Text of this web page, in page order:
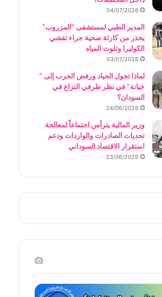
04/07/2026
المدير الطبي لمستشفى “المزروب”
يحذر من كارثة صحية جراء تفشي
الكوليرا وتلوث المياه
03/07/2026
لماذا تحول الحياد ورفض الحرب إلى ”
خيانة” في نظر طرفي النزاع في
السودان؟
24/06/2026
وزير المالية يترأس اجتماعاً لمعالجة
تحديات الصادرات والواردات ودعم
استقرار الاقتصاد السوداني
23/06/2026